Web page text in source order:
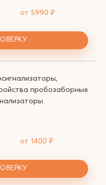
от 5990 ₽
пробозаборные
от 1400 ₽